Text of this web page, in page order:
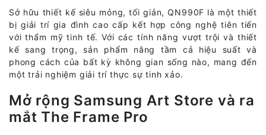
Sở hữu thiết kế siêu mỏng, tối giản, QN990F là một thiết
bị giải trí gia đình cao cấp kết hợp công nghệ tiên tiến
với thẩm mỹ tinh tế. Với các tính năng vượt trội và thiết
kế sang trọng, sản phẩm nâng tầm cả hiệu suất và
phong cách của bất kỳ không gian sống nào, mang đến
một trải nghiệm giải trí thực sự tinh xảo.
Mở rộng Samsung Art Store và ra
mắt The Frame Pro